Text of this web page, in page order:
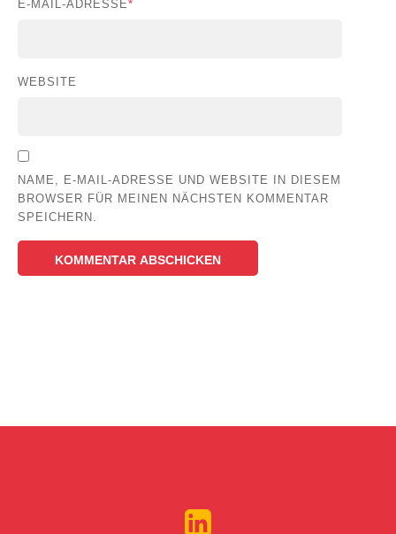
E-MAIL-ADRESSE*
WEBSITE
NAME, E-MAIL-ADRESSE UND WEBSITE IN DIESEM
BROWSER FÜR MEINEN NÄCHSTEN KOMMENTAR
SPEICHERN.